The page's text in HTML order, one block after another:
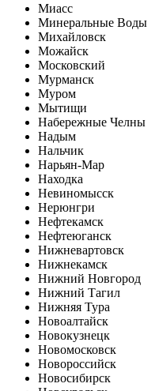
Миасс
Минеральные Воды
Михайловск
Можайск
Московский
Мурманск
Муром
Мытищи
Набережные Челны
Надым
Нальчик
Нарьян-Мар
Находка
Невиномысск
Нерюнгри
Нефтекамск
Нефтеюганск
Нижневартовск
Нижнекамск
Нижний Новгород
Нижний Тагил
Нижняя Тура
Новоалтайск
Новокузнецк
Новомосковск
Новороссийск
Новосибирск